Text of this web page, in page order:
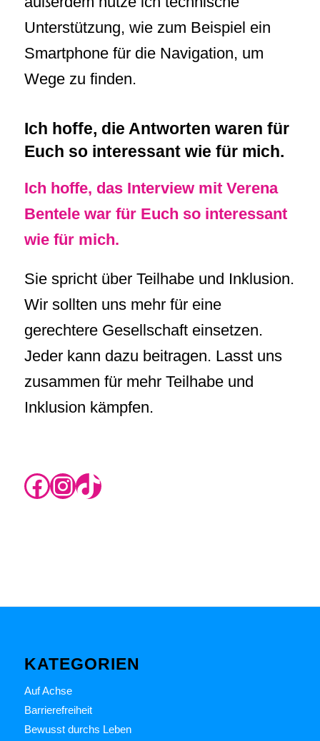
Unterstützung, wie zum Beispiel ein
Smartphone für die Navigation, um
Wege zu finden.
Ich hoffe, die Antworten waren für
Euch so interessant wie für mich.
Ich hoffe, das Interview mit Verena
Bentele war für Euch so interessant
wie für mich.
Sie spricht über Teilhabe und Inklusion.
Wir sollten uns mehr für eine
gerechtere Gesellschaft einsetzen.
Jeder kann dazu beitragen. Lasst uns
zusammen für mehr Teilhabe und
Inklusion kämpfen.
https://www.instagram.com/rikas.blog/ InstagramTikTok
KATEGORIEN
Auf Achse
Barrierefreiheit
Bewusst durchs Leben